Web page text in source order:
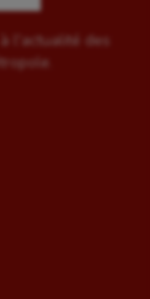
l'actualité des